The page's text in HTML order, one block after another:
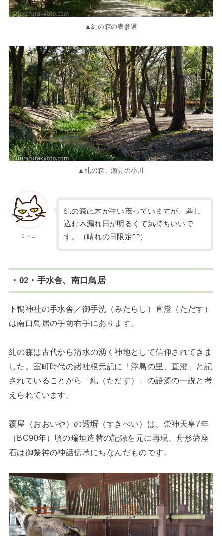
▲糺の森の表参道
▲糺の森、瀬見の小川
ミィコ
糺の森は木が生い茂っていますが、差し
込む木漏れ日が明るくて気持ちいいで
す。（晴れの日限定^^）
・02・手水舎、南口鳥居
下鴨神社の手水舎／御手洗（みたらし）直澄（ただす）
は南口鳥居の手前右手にあります。
糺の森は古代から清水の湧く神地として信仰されてきま
した。室町時代の諸社根元記に「浮島の里、直澄」と記
されていることから「糺（ただす）」の語源の一説と考
えられています。
覆屋（おおいや）の透塀（すきべい）は、崇神天皇7年
（BC90年）頃の瑞垣造替の記録を元に再現、舟形磐座
石は御祭神の神話伝承にちなんだものです。